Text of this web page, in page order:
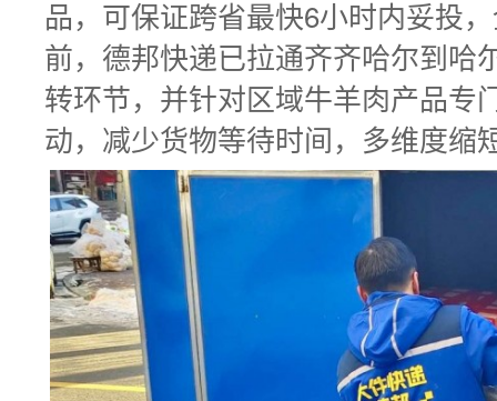
品，可保证跨省最快6小时内妥投
前，德邦快递已拉通齐齐哈尔到哈
转环节，并针对区域牛羊肉产品专
动，减少货物等待时间，多维度缩